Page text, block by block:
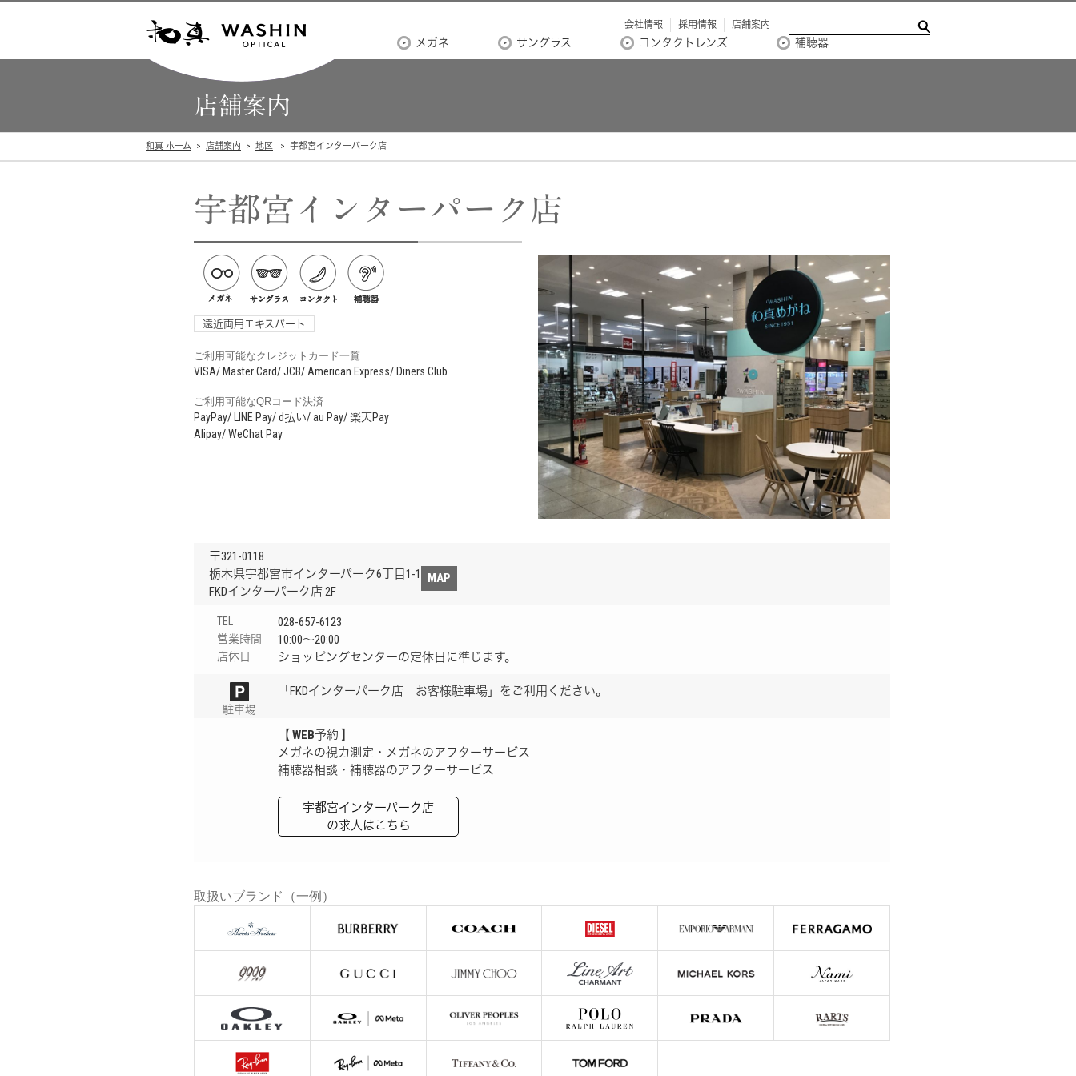
会社情報 採用情報 店舗案内
メガネ サングラス コンタクトレンズ 補聴器
店舗案内
和真 ホーム 店舗案内 地区 宇都宮インターパーク店
宇都宮インターパーク店
遠近両用エキスパート
ご利用可能なクレジットカード一覧
VISA Master Card JCB American Express Diners Club
ご利用可能なQRコード決済
PayPay LINE Pay d払い au Pay 楽天Pay
Alipay WeChat Pay
〒321-0118
栃木県宇都宮市インターパーク6丁目1-1
FKDインターパーク店 2F
MAP
TEL 028-657-6123
営業時間 10:00〜20:00
店休日 ショッピングセンターの定休日に準じます。
駐車場
「FKDインターパーク店 お客様駐車場」をご利用ください。
【 WEB予約 】
メガネの視力測定 ・ メガネのアフターサービス
補聴器相談・ 補聴器のアフターサービス
宇都宮インターパーク店
の求人はこちら
取扱いブランド（一例）